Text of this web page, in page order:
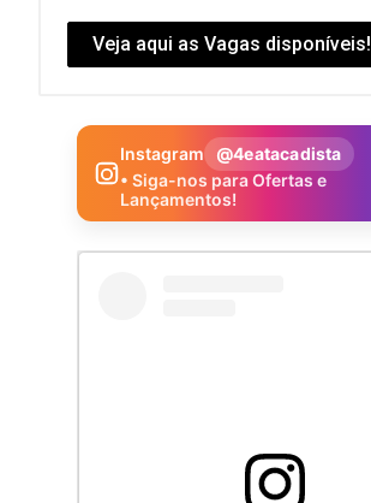
Veja aqui as Vagas disponíveis!
Instagram
@4eatacadista
• Siga-nos para Ofertas e
Lançamentos!